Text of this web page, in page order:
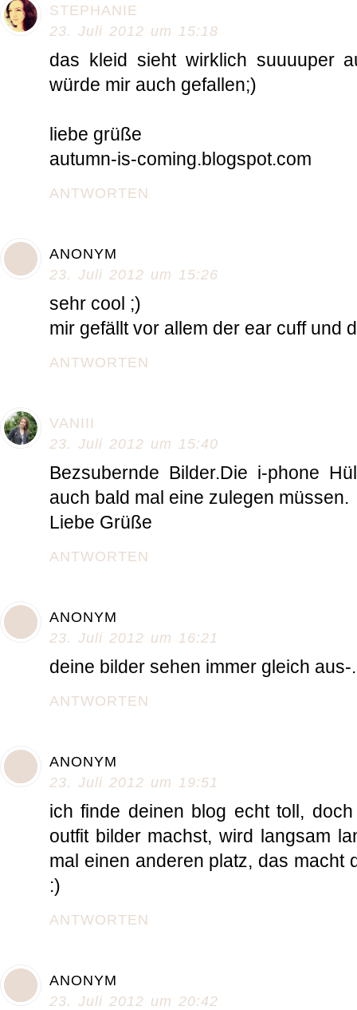
STEPHANIE
23. Juli 2012 um 15:18
das kleid sieht wirklich suuuuper
würde mir auch gefallen;)
liebe grüße
autumn-is-coming.blogspot.com
ANTWORTEN
ANONYM
23. Juli 2012 um 15:26
sehr cool ;)
mir gefällt vor allem der ear cuff und
ANTWORTEN
VANIII
23. Juli 2012 um 15:40
Bezsubernde Bilder.Die i-phone
auch bald mal eine zulegen müssen.
Liebe Grüße
ANTWORTEN
ANONYM
23. Juli 2012 um 16:21
deine bilder sehen immer gleich aus-
ANTWORTEN
ANONYM
23. Juli 2012 um 19:51
ich finde deinen blog echt toll,
outfit bilder machst, wird langsam
mal einen anderen platz, das macht
:)
ANTWORTEN
ANONYM
23. Juli 2012 um 20:42